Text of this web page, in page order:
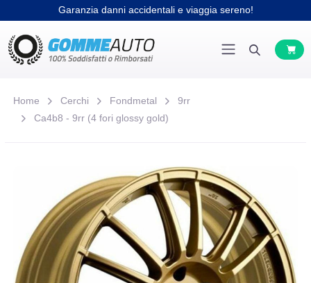
Garanzia danni accidentali e viaggia sereno!
Home Cerchi Fondmetal
9rr
Ca4b8 - 9rr (4 fori glossy gold)